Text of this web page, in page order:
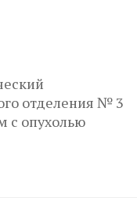
отделения № 3
с опухолью